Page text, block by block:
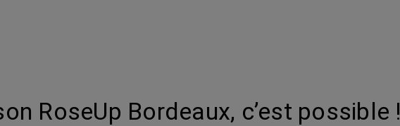
RoseUp Bordeaux, c’est possible !